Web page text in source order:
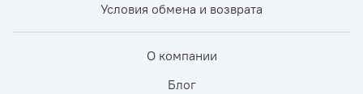
Условия обмена и возврата
О компании
Блог